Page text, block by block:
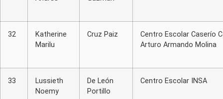
32
Katherine
Marilu
Cruz Paiz
Centro Escolar Caserío
Arturo Armando Molina
33
Lussieth
Noemy
De León
Portillo
Centro Escolar INSA